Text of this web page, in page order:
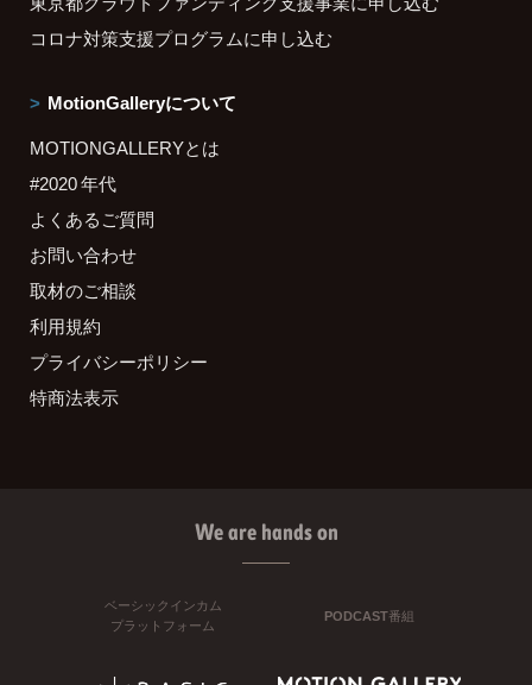
コロナ対策支援プログラムに申し込む
MotionGalleryについて
MOTIONGALLERYとは
#2020 年代
よくあるご質問
お問い合わせ
取材のご相談
利用規約
プライバシーポリシー
特商法表示
We are hands on
ベーシックインカム
プラットフォーム
PODCAST番組